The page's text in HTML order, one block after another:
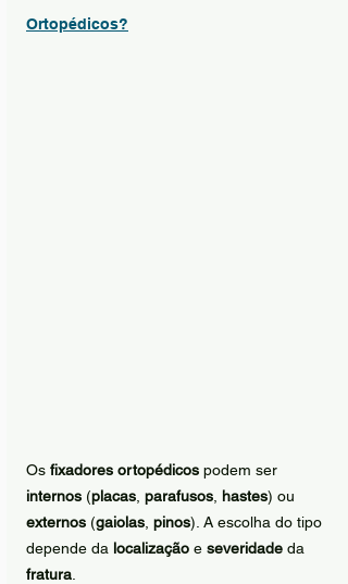
Ortopédicos?
Os fixadores ortopédicos podem ser
internos (placas parafusos hastes) ou
externos (gaiolas pinos). A escolha do tipo
depende da localização e severidade da
fratura